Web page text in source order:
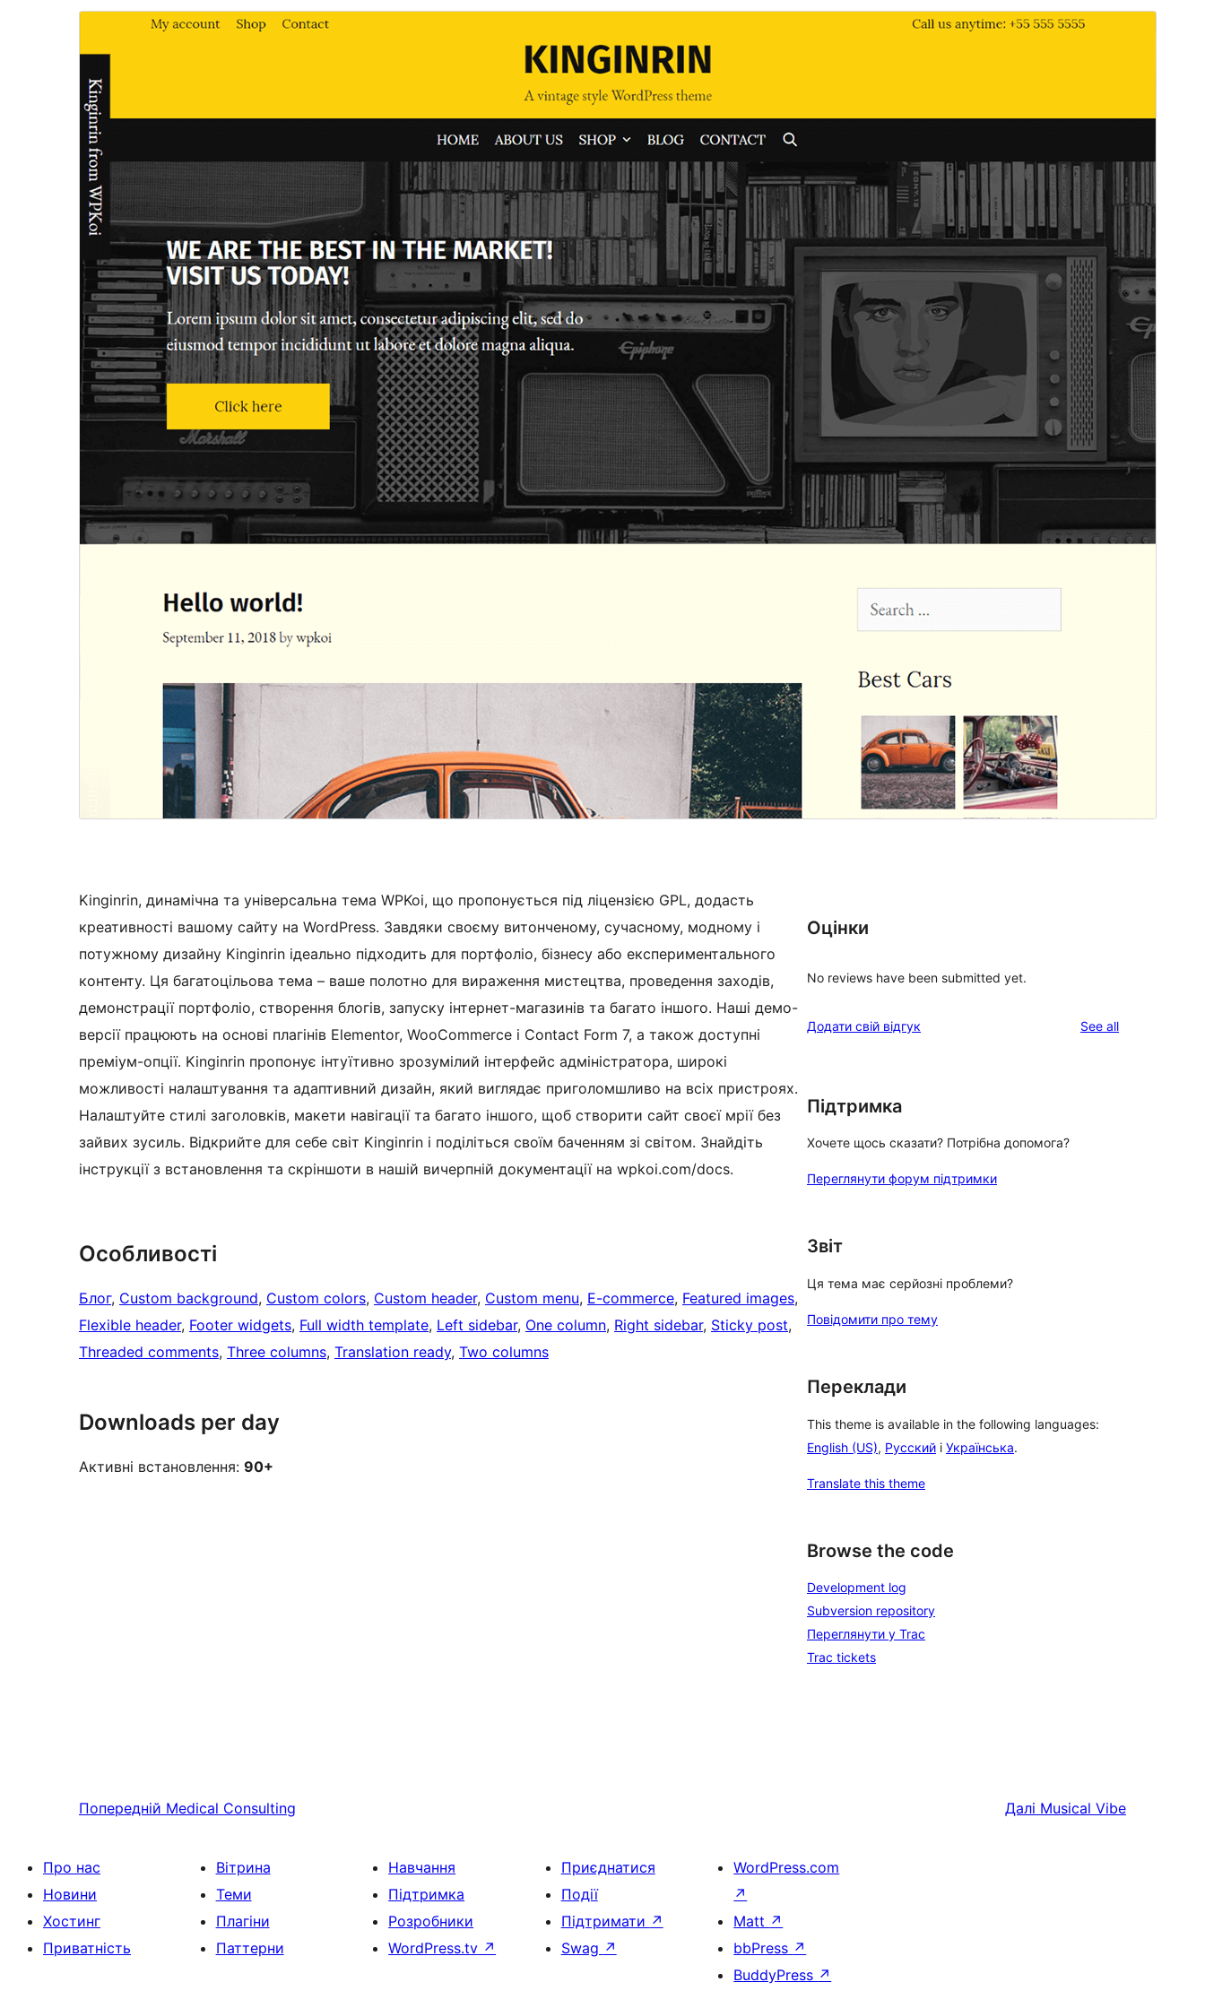
Commercial theme
28 Квітня, 2026
Active installations
PHP version
7.0
Theme homepage
Kinginrin, динамічна та універсальна тема WPKoi, що пропонується під ліцензією GPL, додасть
креативності вашому сайту на WordPress. Завдяки своєму витонченому, сучасному, модному і
потужному дизайну Kinginrin ідеально підходить для портфоліо, бізнесу або експериментального
контенту. Ця багатоцільова тема – ваше полотно для вираження мистецтва, проведення заходів,
демонстрації портфоліо, створення блогів, запуску інтернет-магазинів та багато іншого. Наші демо-
версії працюють на основі плагінів Elementor, WooCommerce і Contact Form 7, а також доступні
преміум-опції. Kinginrin пропонує інтуїтивно зрозумілий інтерфейс адміністратора, широкі
можливості налаштування та адаптивний дизайн, який виглядає приголомшливо на всіх пристроях.
Налаштуйте стилі заголовків, макети навігації та багато іншого, щоб створити сайт своєї мрії без
зайвих зусиль. Відкрийте для себе світ Kinginrin і поділіться своїм баченням зі світом. Знайдіть
інструкції з встановлення та скріншоти в нашій вичерпній документації на wpkoi.com/docs.
Особливості
Блог, Custom background, Custom colors, Custom header, Custom menu, E-commerce, Featured images
Flexible header, Footer widgets, Full width template, Left sidebar, One column, Right sidebar, Sticky post
Threaded comments, Three columns, Translation ready, Two columns
Downloads per day
Активні встановлення: 90+
Оцінки
No reviews have been submitted yet.
Додати свій відгук See allreviews
Підтримка
Хочете щось сказати? Потрібна допомога?
Переглянути форум підтримки
Звіт
Ця тема має серйозні проблеми?
Повідомити про тему
Переклади
This theme is available in the following languages:
English (US), Русский і Українська.
Translate this theme
Browse the code
Development log
Subversion repository
Переглянути у Trac
Trac tickets
Попередній Medical Consulting Далі Musical Vibe
Про нас
Новини
Хостинг
Приватність
Вітрина
Теми
Плагіни
Паттерни
Навчання
Підтримка
Розробники
WordPress.tv ↗
Приєднатися
Події
Підтримати ↗
Swag ↗
WordPress.com
↗
Matt ↗
bbPress ↗
BuddyPress ↗